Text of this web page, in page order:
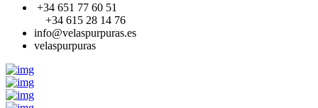
+34 651 77 60 51
+34 615 28 14 76
info@velaspurpuras.es
velaspurpuras